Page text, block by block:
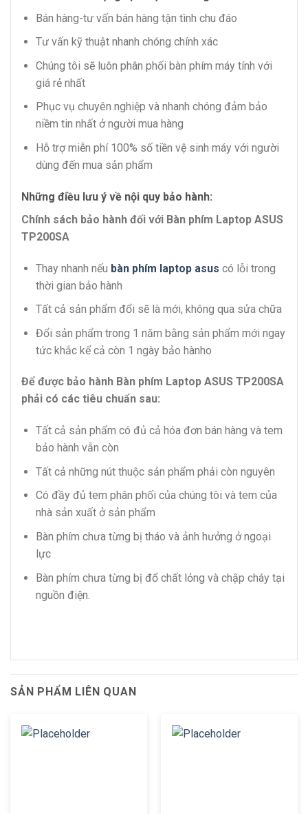
Bán hàng-tư vấn bán hàng tận tình chu đáo
Tư vấn kỹ thuật nhanh chóng chính xác
Chúng tôi sẽ luôn phân phối bàn phím máy tính với
giá rẻ nhất
Phục vụ chuyên nghiệp và nhanh chóng đảm bảo
niềm tin nhất ở người mua hàng
Hỗ trợ miễn phí 100% số tiền vệ sinh máy với người
dùng đến mua sản phẩm
Những điều lưu ý về nội quy bảo hành:
Chính sách bảo hành đối với Bàn phím Laptop ASUS
TP200SA
Thay nhanh nếu bàn phím laptop asus có lỗi trong
thời gian bảo hành
Tất cả sản phẩm đổi sẽ là mới, không qua sửa chữa
Đổi sản phẩm trong 1 năm bằng sản phẩm mới ngay
tức khắc kể cả còn 1 ngày bảo hànho
Để được bảo hành Bàn phím Laptop ASUS TP200SA
phải có các tiêu chuẩn sau:
Tất cả sản phẩm có đủ cả hóa đơn bán hàng và tem
bảo hành vẫn còn
Tất cả những nút thuộc sản phẩm phải còn nguyên
Có đầy đủ tem phân phối của chúng tôi và tem của
nhà sản xuất ở sản phẩm
Bàn phím chưa từng bị tháo và ảnh hưởng ở ngoại
lực
Bàn phím chưa từng bị đổ chất lỏng và chập cháy tại
nguồn điện.
SẢN PHẨM LIÊN QUAN